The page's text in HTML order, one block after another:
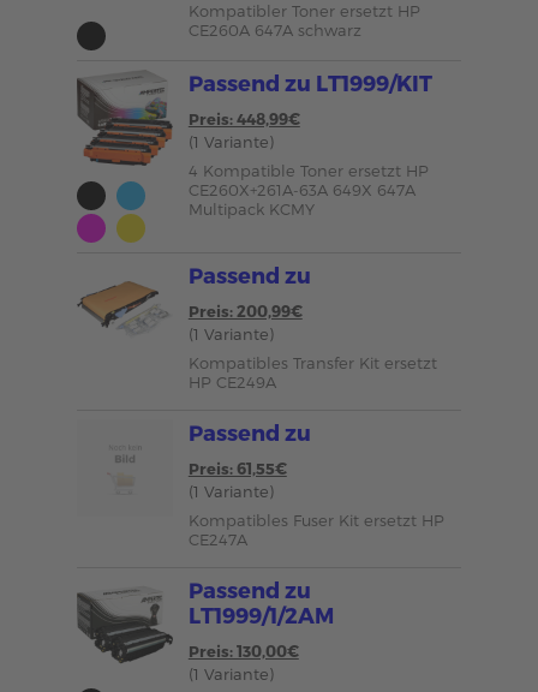
Kompatibler Toner ersetzt HP
CE260A 647A schwarz
Passend zu LT1999/KIT
Preis: 448,99€
(1 Variante)
4 Kompatible Toner ersetzt HP
CE260X+261A-63A 649X 647A
Multipack KCMY
Passend zu
Preis: 200,99€
(1 Variante)
Kompatibles Transfer Kit ersetzt
HP CE249A
Passend zu
Preis: 61,55€
(1 Variante)
Kompatibles Fuser Kit ersetzt HP
CE247A
Passend zu
LT1999/1/2AM
Preis: 130,00€
(1 Variante)